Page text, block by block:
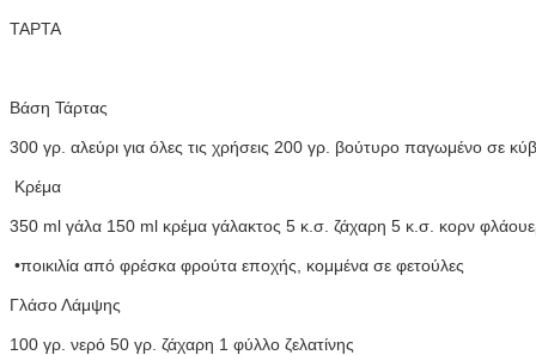
ΤΑΡΤΑ
Βάση Τάρτας
300 γρ. αλεύρι για όλες τις χρήσεις 200 γρ. βούτυρο παγωμένο σε
Κρέμα
350 ml γάλα 150 ml κρέμα γάλακτος 5 κ.σ. ζάχαρη 5 κ.σ. κορν
•ποικιλία από φρέσκα φρούτα εποχής, κομμένα σε φετούλες
Γλάσο Λάμψης
100 γρ. νερό 50 γρ. ζάχαρη 1 φύλλο ζελατίνης